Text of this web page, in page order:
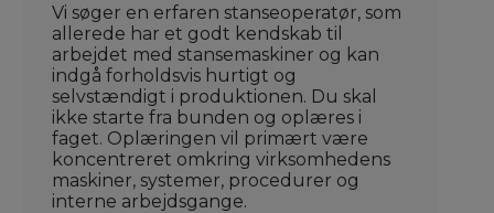
Vi søger en erfaren stanseoperatør, som
allerede har et godt kendskab til
arbejdet med stansemaskiner og kan
indgå forholdsvis hurtigt og
selvstændigt i produktionen. Du skal
ikke starte fra bunden og oplæres i
faget. Oplæringen vil primært være
koncentreret omkring virksomhedens
maskiner, systemer, procedurer og
interne arbejdsgange.